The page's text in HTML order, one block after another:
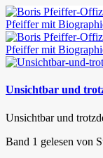
Unsichtbar und
Unsichtbar und
Band 1 gelesen von